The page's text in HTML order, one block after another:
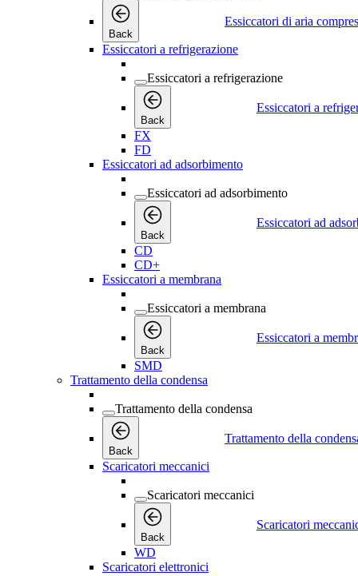
Back
Essiccatori di aria
Essiccatori a refrigerazione
Essiccatori a refrigerazione
Back
Essiccatori a
FX
FD
Essiccatori ad adsorbimento
Essiccatori ad adsorbimento
Back
Essiccatori ad
CD
CD+
Essiccatori a membrana
Essiccatori a membrana
Back
Essiccatori a
SMD
Trattamento della condensa
Trattamento della condensa
Back
Trattamento della
Scaricatori meccanici
Scaricatori meccanici
Back
Scaricatori
WD
Scaricatori elettronici